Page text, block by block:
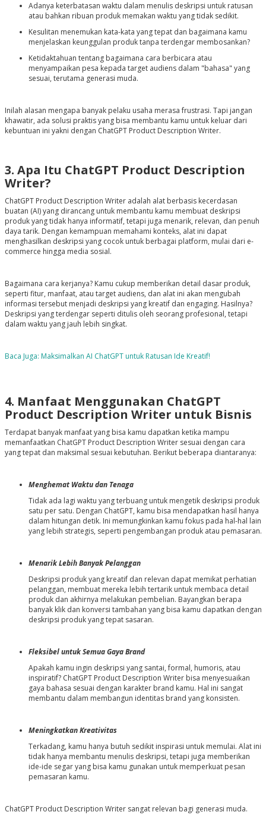
Adanya keterbatasan waktu dalam menulis deskripsi untuk ratusan
atau bahkan ribuan produk memakan waktu yang tidak sedikit.
Kesulitan menemukan kata-kata yang tepat dan bagaimana kamu
menjelaskan keunggulan produk tanpa terdengar membosankan?
Ketidaktahuan tentang bagaimana cara berbicara atau
menyampaikan pesa kepada target audiens dalam "bahasa" yang
sesuai, terutama generasi muda.
Inilah alasan mengapa banyak pelaku usaha merasa frustrasi. Tapi jangan
khawatir, ada solusi praktis yang bisa membantu kamu untuk keluar dari
kebuntuan ini yakni dengan ChatGPT Product Description Writer.
3. Apa Itu ChatGPT Product Description
Writer?
ChatGPT Product Description Writer adalah alat berbasis kecerdasan
buatan (AI) yang dirancang untuk membantu kamu membuat deskripsi
produk yang tidak hanya informatif, tetapi juga menarik, relevan, dan penuh
daya tarik. Dengan kemampuan memahami konteks, alat ini dapat
menghasilkan deskripsi yang cocok untuk berbagai platform, mulai dari e-
commerce hingga media sosial.
Bagaimana cara kerjanya? Kamu cukup memberikan detail dasar produk,
seperti fitur, manfaat, atau target audiens, dan alat ini akan mengubah
informasi tersebut menjadi deskripsi yang kreatif dan engaging. Hasilnya?
Deskripsi yang terdengar seperti ditulis oleh seorang profesional, tetapi
dalam waktu yang jauh lebih singkat.
Baca Juga: Maksimalkan AI ChatGPT untuk Ratusan Ide Kreatif!
4. Manfaat Menggunakan ChatGPT
Product Description Writer untuk Bisnis
Terdapat banyak manfaat yang bisa kamu dapatkan ketika mampu
memanfaatkan ChatGPT Product Description Writer sesuai dengan cara
yang tepat dan maksimal sesuai kebutuhan. Berikut beberapa diantaranya:
Menghemat Waktu dan Tenaga
Tidak ada lagi waktu yang terbuang untuk mengetik deskripsi produk
satu per satu. Dengan ChatGPT, kamu bisa mendapatkan hasil hanya
dalam hitungan detik. Ini memungkinkan kamu fokus pada hal-hal lain
yang lebih strategis, seperti pengembangan produk atau pemasaran.
Menarik Lebih Banyak Pelanggan
Deskripsi produk yang kreatif dan relevan dapat memikat perhatian
pelanggan, membuat mereka lebih tertarik untuk membaca detail
produk dan akhirnya melakukan pembelian. Bayangkan berapa
banyak klik dan konversi tambahan yang bisa kamu dapatkan dengan
deskripsi produk yang tepat sasaran.
Fleksibel untuk Semua Gaya Brand
Apakah kamu ingin deskripsi yang santai, formal, humoris, atau
inspiratif? ChatGPT Product Description Writer bisa menyesuaikan
gaya bahasa sesuai dengan karakter brand kamu. Hal ini sangat
membantu dalam membangun identitas brand yang konsisten.
Meningkatkan Kreativitas
Terkadang, kamu hanya butuh sedikit inspirasi untuk memulai. Alat ini
tidak hanya membantu menulis deskripsi, tetapi juga memberikan
ide-ide segar yang bisa kamu gunakan untuk memperkuat pesan
pemasaran kamu.
ChatGPT Product Description Writer sangat relevan bagi generasi muda.